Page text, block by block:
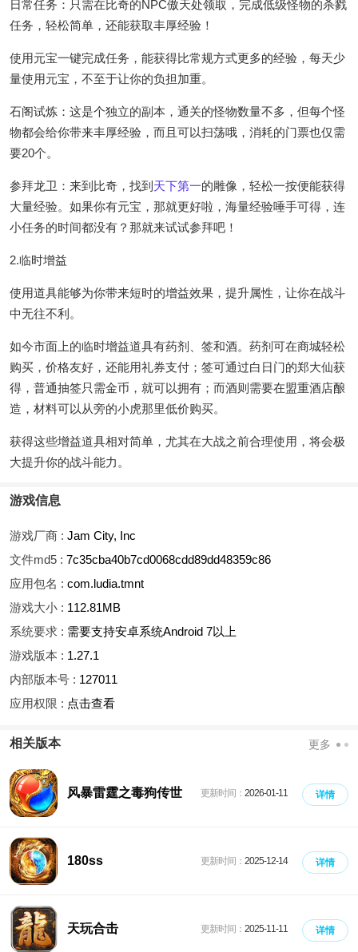
日常任务：只需在比奇的NPC傲天处领取，完成低级怪物的杀戮
任务，轻松简单，还能获取丰厚经验！
使用元宝一键完成任务，能获得比常规方式更多的经验，每天少
量使用元宝，不至于让你的负担加重。
石阁试炼：这是个独立的副本，通关的怪物数量不多，但每个怪
物都会给你带来丰厚经验，而且可以扫荡哦，消耗的门票也仅需
要20个。
参拜龙卫：来到比奇，找到 天下第一的雕像，轻松一按便能获得
大量经验。如果你有元宝，那就更好啦，海量经验唾手可得，连
小任务的时间都没有？那就来试试参拜吧！
2.临时增益
使用道具能够为你带来短时的增益效果，提升属性，让你在战斗
中无往不利。
如今市面上的临时增益道具有药剂、签和酒。药剂可在商城轻松
购买，价格友好，还能用礼券支付；签可通过白日门的郑大仙获
得，普通抽签只需金币，就可以拥有；而酒则需要在盟重酒店酿
造，材料可以从旁的小虎那里低价购买。
获得这些增益道具相对简单，尤其在大战之前合理使用，将会极
大提升你的战斗能力。
游戏信息
游戏厂商 : Jam City, Inc
文件md5 : 7c35cba40b7cd0068cdd89dd48359c86
应用包名 : com.ludia.tmnt
游戏大小 : 112.81MB
系统要求 : 需要支持安卓系统Android 7以上
游戏版本 : 1.27.1
内部版本号 : 127011
应用权限 : 点击查看
相关版本 更多
风暴雷霆之毒狗传世 更新时间： 2026-01-11 详情
180ss 更新时间： 2025-12-14 详情
天玩合击 更新时间： 2025-11-11 详情